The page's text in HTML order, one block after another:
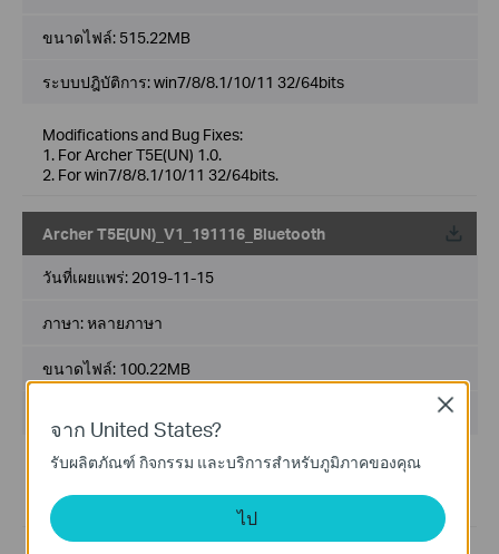
ขนาดไฟล์: 515.22MB
ระบบปฎิบัติการ: win7/8/8.1/10/11 32/64bits
Modifications and Bug Fixes:
1. For Archer T5E(UN) 1.0.
2. For win7/8/8.1/10/11 32/64bits.
Archer T5E(UN)_V1_191116_Bluetooth
วันที่เผยแพร่: 2019-11-15
ภาษา:หลายภาษา
ขนาดไฟล์: 100.22MB
Modifications and Bug Fixes:
2. For win7/8/8.1/10/11 32/64bits.
จาก United States?
รับผลิตภัณฑ์ กิจกรรม และบริการสำหรับภูมิภาคของคุณ
ไป
Close